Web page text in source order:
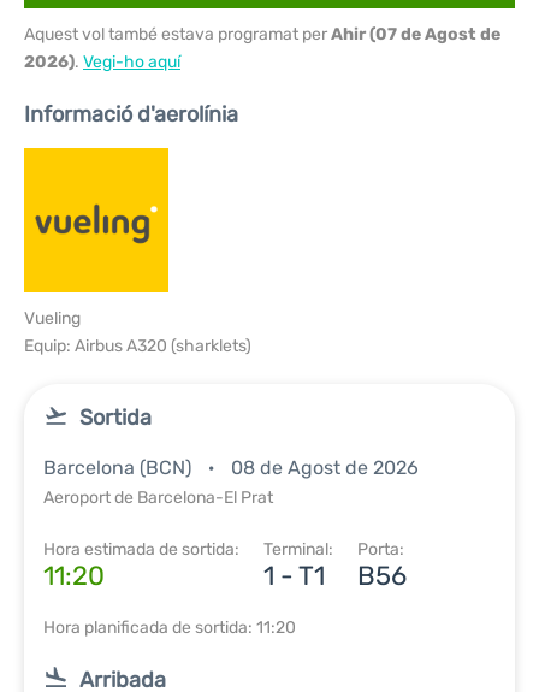
Aquest vol també estava programat perAhir (07 de Agost de
2026). Vegi-ho aquí
Informació d'aerolínia
Vueling
Equip: Airbus A320 (sharklets)
Sortida
Barcelona (BCN) 08 de Agost de 2026
Aeroport de Barcelona-El Prat
Hora estimada de sortida:
11:20
Terminal:
1 - T1
Porta:
B56
Hora planificada de sortida: 11:20
Arribada